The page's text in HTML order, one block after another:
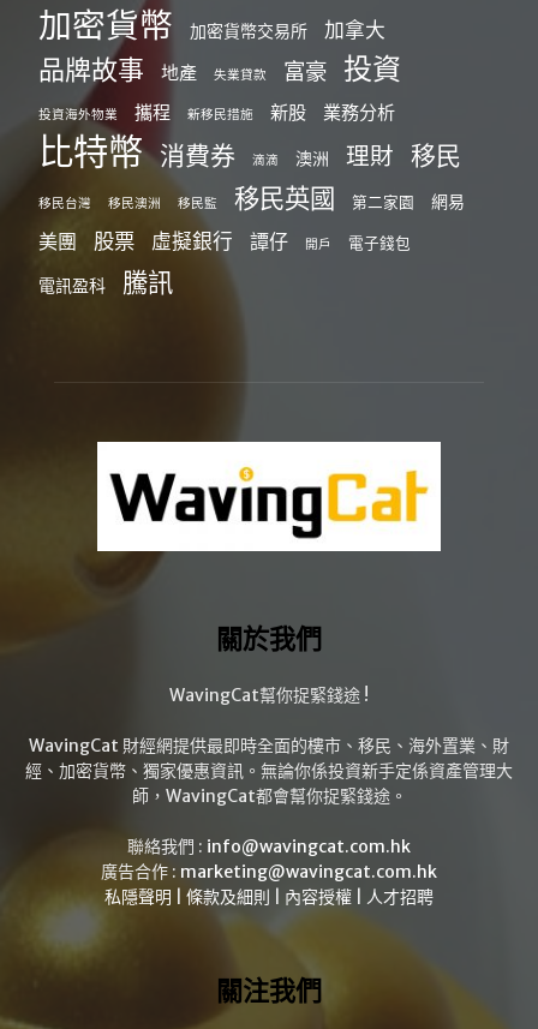
加密貨幣 加密貨幣交易所 加拿大
品牌故事 地產 失業貸款 富豪 投資
投資海外物業 攜程 新移民措施 新股 業務分析
比特幣 消費券 滴滴 澳洲 理財 移民
移民台灣 移民澳洲 移民監 移民英國 第二家園 網易
美團 股票 虛擬銀行 譚仔 開戶 電子錢包
電訊盈科 騰訊
關於我們
WavingCat幫你捉緊錢途 !
WavingCat 財經網提供最即時全面的樓市、移民、海外置業、財
經、加密貨幣、獨家優惠資訊。無論你係投資新手定係資產管理大
師，WavingCat都會幫你捉緊錢途。
聯絡我們 : info@wavingcat.com.hk
廣告合作 : marketing@wavingcat.com.hk
私隱聲明
條款及細則 內容授權 人才招聘
關注我們